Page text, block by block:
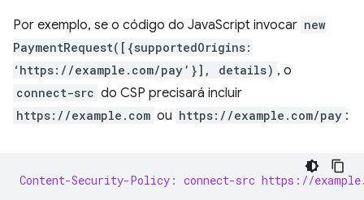
Por exemplo, se o código do JavaScript invocar new
PaymentRequest([{supportedOrigins:
‘https://example.com/pay’}], details) , o
connect-src do CSP precisará incluir
https://example.com ou https://example.com/pay :
Content-Security-Policy: connect-src https://